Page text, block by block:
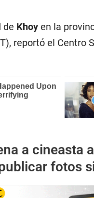
de Khoy en la
reportó el Centro
a cineasta
fotos